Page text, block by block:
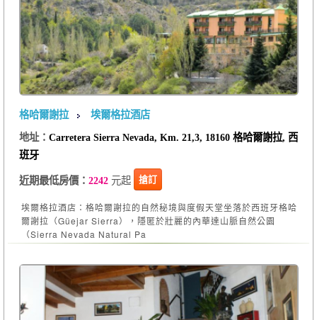
格哈爾謝拉
埃爾格拉酒店
地址： Carretera Sierra Nevada, Km. 21,3, 18160 格哈爾謝拉, 西
班牙
近期最低房價： 2242元起 搶訂
埃爾格拉酒店：格哈爾謝拉的自然秘境與度假天堂坐落於西班牙格哈
爾謝拉（Güejar Sierra），隱匿於壯麗的內華達山脈自然公園
（Sierra Nevada Natural Pa